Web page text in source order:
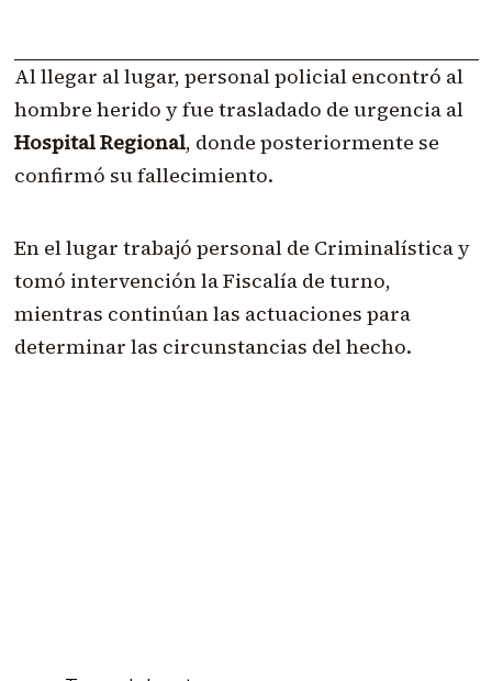
Al llegar al lugar, personal policial encontró al
hombre herido y fue trasladado de urgencia al
Hospital Regional, donde posteriormente se
confirmó su fallecimiento.
En el lugar trabajó personal de Criminalística y
tomó intervención la Fiscalía de turno,
mientras continúan las actuaciones para
determinar las circunstancias del hecho.